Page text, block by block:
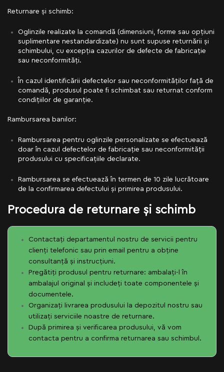
Returnare și schimb:
Oglinzile realizate la comandă (dimensiuni, forme sau opțiuni
suplimentare nestandardizate) nu sunt supuse returnării și
schimbului, cu excepția cazurilor de defecte de fabricație
sau neconformități.
În cazul identificării defectelor sau neconformităților față de
comandă, produsul poate fi schimbat sau returnat conform
condițiilor de garanție.
Rambursarea banilor:
Rambursarea pentru oglinzile personalizate se efectuează
doar în cazul defectelor de fabricație sau neconformității
produsului cu specificațiile declarate.
Rambursarea se efectuează în termen de 10 zile lucrătoare
de la confirmarea defectului și primirea produsului.
Procedura de returnare și schimb
Contactați departamentul nostru de servicii pentru
clienți telefonic sau prin email pentru a obține
consultanță și instrucțiuni.
Pregătiți produsul pentru returnare: ambalați-l în
ambalajul original și includeți toate componentele și
documentele.
Organizați livrarea produsului la depozitul nostru sau
utilizați serviciile noastre de returnare.
După primirea și verificarea produsului, vă vom
contacta pentru a confirma returnarea sau schimbul.